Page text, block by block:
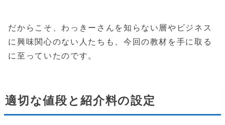
だからこそ、わっきーさんを知らない層やビジネス
に興味関心のない人たちも、今回の教材を手に取る
に至っていたのです。
適切な値段と紹介料の設定